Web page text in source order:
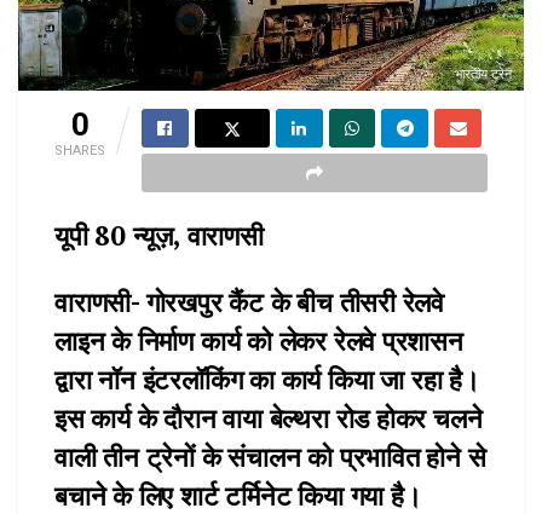
भारतीय ट्रेन
0
SHARES
यूपी 80 न्यूज़, वाराणसी
वाराणसी- गोरखपुर कैंट के बीच तीसरी रेलवे
लाइन के निर्माण कार्य को लेकर रेलवे प्रशासन
द्वारा नॉन इंटरलॉकिंग का कार्य किया जा रहा है।
इस कार्य के दौरान वाया बेल्थरा रोड होकर चलने
वाली तीन ट्रेनों के संचालन को प्रभावित होने से
बचाने के लिए शार्ट टर्मिनेट किया गया है।